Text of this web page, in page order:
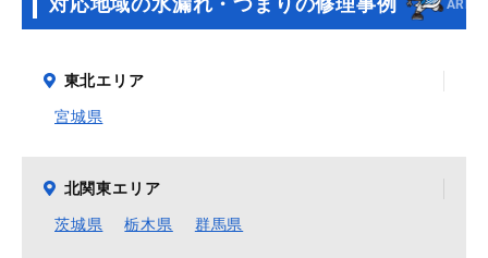
AREA
東北エリア
宮城県
北関東エリア
茨城県 栃木県 群馬県